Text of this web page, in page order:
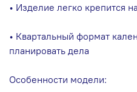
• Изделие легко крепится
• Квартальный формат
планировать дела
Особенности модели: